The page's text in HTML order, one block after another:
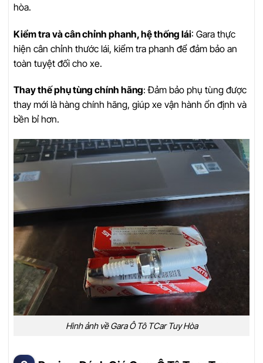
hòa.
Kiểm tra và cân chỉnh phanh, hệ thống lái: Gara thực
hiện cân chỉnh thước lái, kiểm tra phanh để đảm bảo an
toàn tuyệt đối cho xe.
Thay thế phụ tùng chính hãng: Đảm bảo phụ tùng được
thay mới là hàng chính hãng, giúp xe vận hành ổn định và
bền bỉ hơn.
Hình ảnh về Gara Ô Tô TCar Tuy Hòa